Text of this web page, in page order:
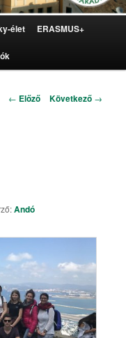
élet ERASMUS+
Bejegyzés navigáció
← Előző Következő →
Andó